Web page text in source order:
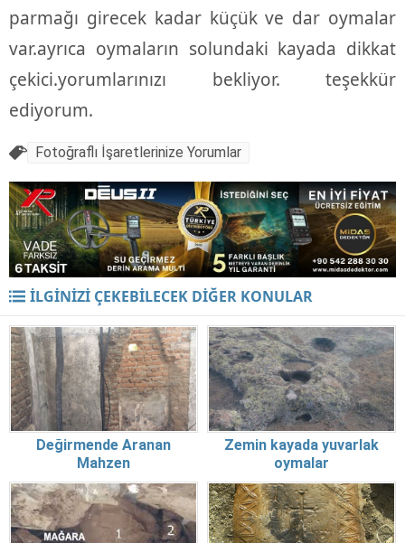
parmağı girecek kadar küçük ve dar oymalar
var.ayrıca oymaların solundaki kayada dikkat
çekici.yorumlarınızı bekliyor. teşekkür
ediyorum.
Fotoğraflı İşaretlerinize Yorumlar
İLGİNİZİ ÇEKEBİLECEK DİĞER KONULAR
Değirmende Aranan
Mahzen
Zemin kayada yuvarlak
oymalar